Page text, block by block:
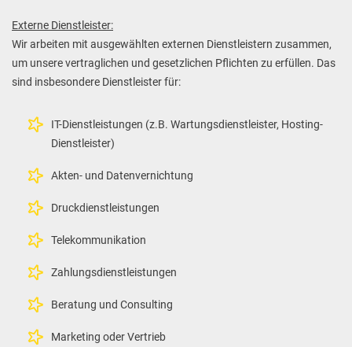
Externe Dienstleister:
Wir arbeiten mit ausgewählten externen Dienstleistern zusammen,
um unsere vertraglichen und gesetzlichen Pflichten zu erfüllen. Das
sind insbesondere Dienstleister für:
IT-Dienstleistungen (z.B. Wartungsdienstleister, Hosting-
Dienstleister)
Akten- und Datenvernichtung
Druckdienstleistungen
Telekommunikation
Zahlungsdienstleistungen
Beratung und Consulting
Marketing oder Vertrieb